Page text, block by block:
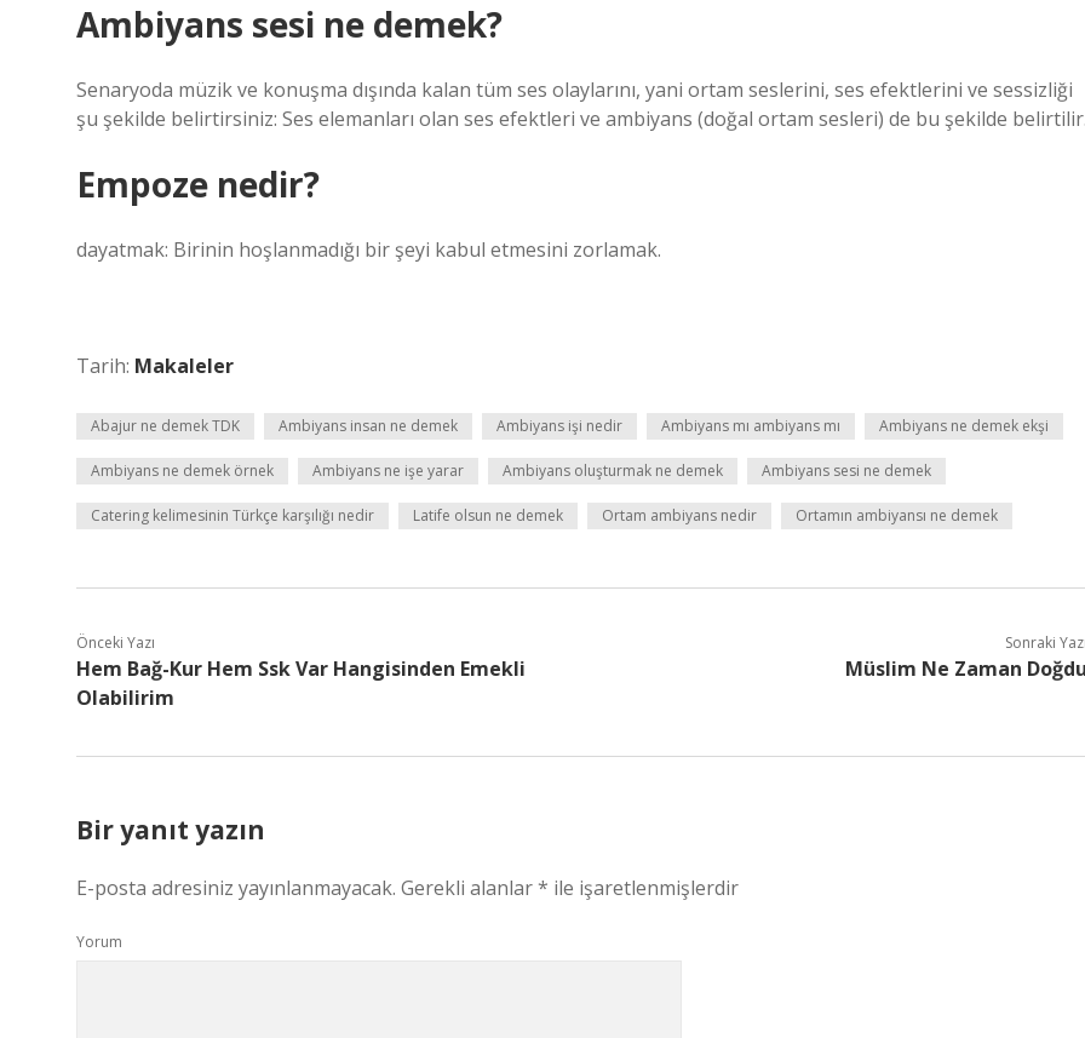
Ambiyans sesi ne demek?
Senaryoda müzik ve konuşma dışında kalan tüm ses olaylarını, yani ortam seslerini, ses efektlerini ve sessizliği
şu şekilde belirtirsiniz: Ses elemanları olan ses efektleri ve ambiyans (doğal ortam sesleri) de bu şekilde
Empoze nedir?
dayatmak: Birinin hoşlanmadığı bir şeyi kabul etmesini zorlamak.
Tarih: Makaleler
Abajur ne demek TDK Ambiyans insan ne demek Ambiyans işi nedir Ambiyans mı ambiyans mı Ambiyans ne demek ekşi
Ambiyans ne demek örnek Ambiyans ne işe yarar Ambiyans oluşturmak ne demek Ambiyans sesi ne demek
Catering kelimesinin Türkçe karşılığı nedir Latife olsun ne demek Ortam ambiyans nedir Ortamın ambiyansı ne demek
Önceki Yazı
Hem Bağ-Kur Hem Ssk Var Hangisinden Emekli
Olabilirim
Sonraki
Müslim Ne Zaman
Bir yanıt yazın
E-posta adresiniz yayınlanmayacak. Gerekli alanlar* ile işaretlenmişlerdir
Yorum